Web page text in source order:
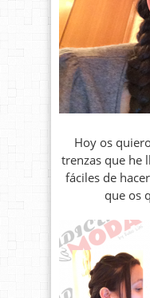
Hoy os
trenzas que he
fáciles de
que os